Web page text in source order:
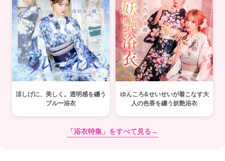
涼しげに、美しく。透明感を纏う
ブルー浴衣
ゆんころ&せいせいが着こなす大
人の色香を纏う妖艶浴衣
「浴衣特集」をすべて見る→